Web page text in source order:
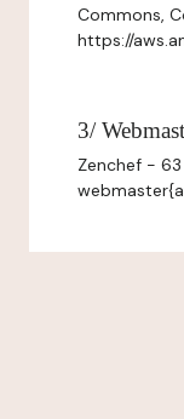
Commons,
https://
3/
Zenchef - 63